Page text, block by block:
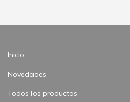
Inicio
Novedades
Todos los productos